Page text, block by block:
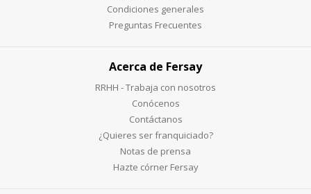
Condiciones generales
Preguntas Frecuentes
Acerca de Fersay
RRHH - Trabaja con nosotros
Conócenos
Contáctanos
¿Quieres ser franquiciado?
Notas de prensa
Hazte córner Fersay